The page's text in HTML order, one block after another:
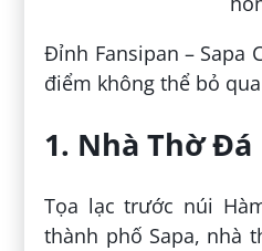
Đỉnh Fansipan – Sapa
điểm không thể bỏ qua
1. Nhà Thờ Đá
Tọa lạc trước núi
thành phố Sapa, nhà